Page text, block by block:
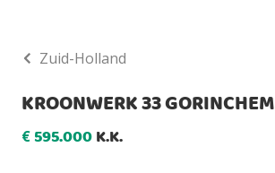
Zuid-Holland
KROONWERK 33 GORINCHEM
€595.000K.K.